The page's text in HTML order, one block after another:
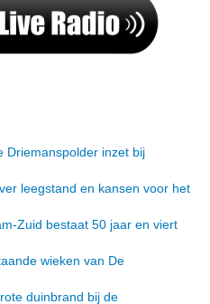
Driemanspolder inzet bij
leegstand en kansen voor het
Zuid bestaat 50 jaar en viert
wieken van De
duinbrand bij de